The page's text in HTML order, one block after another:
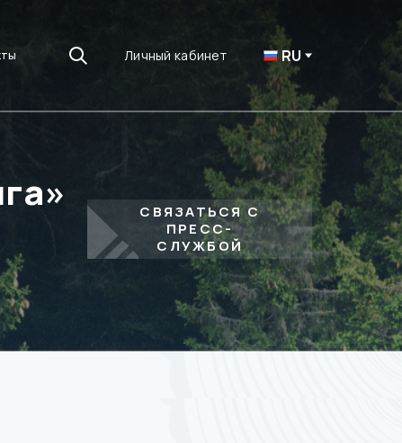
Личный кабинет RU
СВЯЗАТЬСЯ С
ПРЕСС-
СЛУЖБОЙ